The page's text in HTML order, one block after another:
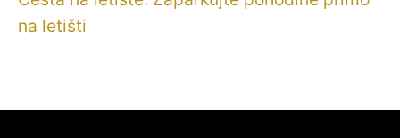
na letišti